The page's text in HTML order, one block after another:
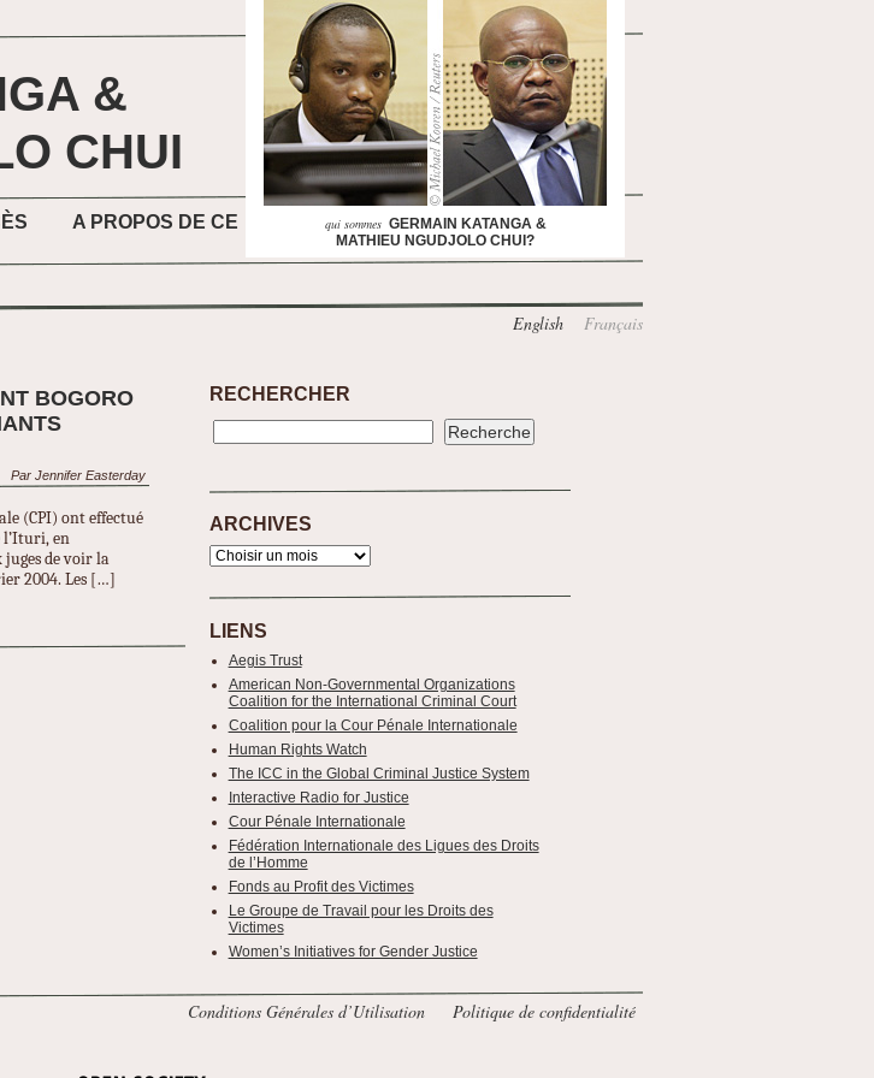
&
CHUI
A PROPOS DE CE
English Français
qui sommes GERMAIN KATANGA &
MATHIEU NGUDJOLO CHUI?
BOGORO
Par Jennifer Easterday
(CPI) ont effectué
l’Ituri, en
juges de voir la
2004. Les […]
RECHERCHER
ARCHIVES
LIENS
Aegis Trust
American Non-Governmental Organizations
Coalition for the International Criminal Court
Coalition pour la Cour Pénale Internationale
Human Rights Watch
The ICC in the Global Criminal Justice System
Interactive Radio for Justice
Cour Pénale Internationale
Fédération Internationale des Ligues des Droits
de l’Homme
Fonds au Profit des Victimes
Le Groupe de Travail pour les Droits des
Victimes
Women’s Initiatives for Gender Justice
Conditions Générales d’Utilisation Politique de confidentialité